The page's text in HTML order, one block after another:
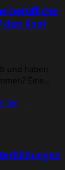
berufliche
Kopf
und haben
Eine...